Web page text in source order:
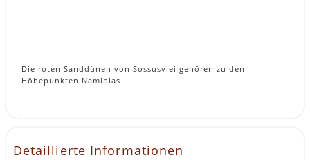
Die roten Sanddünen von Sossusvlei gehören zu den
Höhepunkten Namibias
Detaillierte Informationen